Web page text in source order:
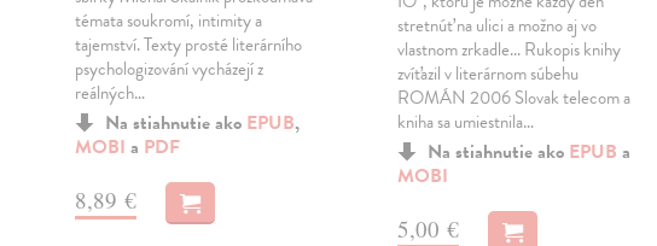
témata soukromí, intimity a
tajemství. Texty prosté literárního
psychologizování vycházejí z
reálných…
Na stiahnutie ako EPUB,
MOBI a PDF
8,89 €
stretnúť na ulici a možno aj vo
vlastnom zrkadle... Rukopis knihy
zvíťazil v literárnom súbehu
ROMÁN 2006 Slovak telecom a
kniha sa umiestnila…
Na stiahnutie ako EPUB a
MOBI
5,00 €